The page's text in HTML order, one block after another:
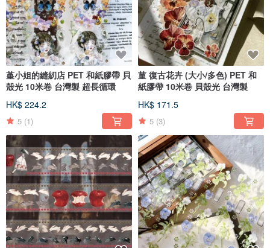
堇小姐的縫紉店 PET 和紙膠帶 貝
殼光 10米卷 台灣製 超長循環
HK$ 224.2
5 (1)
菫 復古花卉 (大小/多色) PET 和
紙膠帶 10米卷 貝殼光 台灣製
HK$ 171.5
5 (3)